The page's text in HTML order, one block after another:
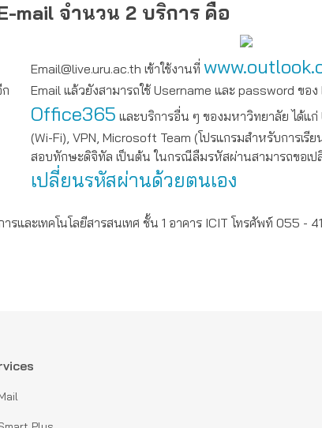
mail จำนวน 2 บริการ คือ
Email@live.uru.ac.th เข้าใช้งานที่
Email แล้วยังสามารถใช้ Username และ password ขอ
Office365 และบริการอื่น ๆ ของมหาวิทยาลัย ได้แก่
(Wi-Fi), VPN, Microsoft Team (โปรแกรมสำหรับการเรี
สอบทักษะดิจิทัล เป็นต้น ในกรณีลืมรหัสผ่านสามารถขอเป
เปลี่ยนรหัสผ่านด้วยตนเอง
ละเทคโนโลยีสารสนเทศ ชั้น 1 อาคาร ICIT โทรศัพท์ 055 -